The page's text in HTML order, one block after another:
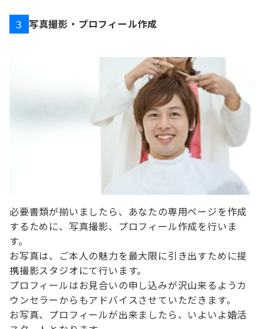
３ 写真撮影・プロフィール作成
必要書類が揃いましたら、あなたの専用ページを作成
するために、写真撮影、プロフィール作成を行いま
す。
お写真は、ご本人の魅力を最大限に引き出すために提
携撮影スタジオにて行います。
プロフィールはお見合いの申し込みが沢山来るようカ
ウンセラーからもアドバイスさせていただきます。
お写真、プロフィールが出来ましたら、いよいよ婚活